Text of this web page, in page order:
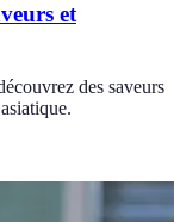
et
des saveurs